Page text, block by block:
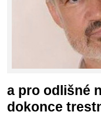
a pro odlišné
dokonce